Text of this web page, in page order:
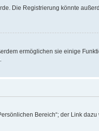
Die Registrierung könnte
ermöglichen sie einige
Bereich“; der Link